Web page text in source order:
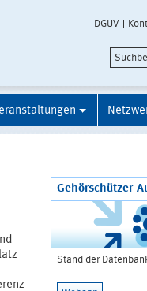
DGUV
Gehörschützer-
Stand der